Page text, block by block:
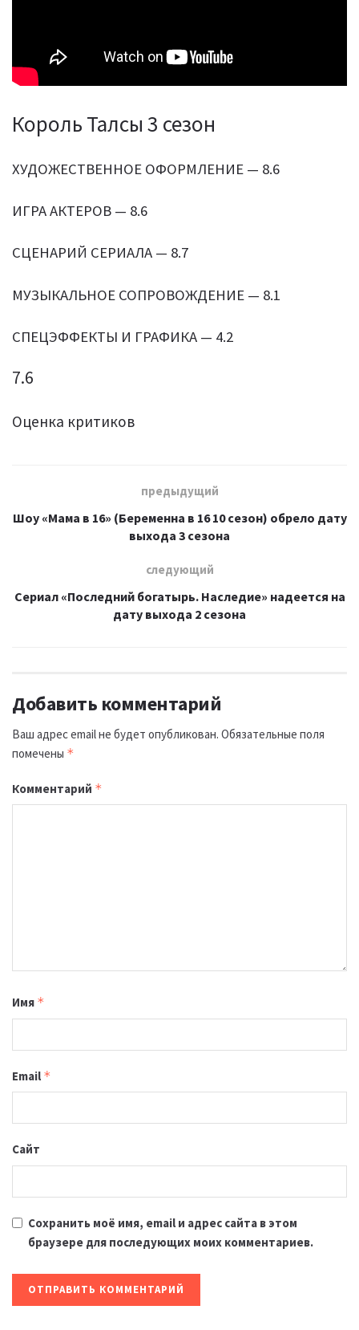
Король Талсы 3 сезон
ХУДОЖЕСТВЕННОЕ ОФОРМЛЕНИЕ — 8.6
ИГРА АКТЕРОВ — 8.6
СЦЕНАРИЙ СЕРИАЛА — 8.7
МУЗЫКАЛЬНОЕ СОПРОВОЖДЕНИЕ — 8.1
СПЕЦЭФФЕКТЫ И ГРАФИКА — 4.2
7.6
Оценка критиков
предыдущий
Шоу «Мама в 16» (Беременна в 16 10 сезон) обрело дату
выхода 3 сезона
следующий
Сериал «Последний богатырь. Наследие» надеется на
дату выхода 2 сезона
Добавить комментарий
Ваш адрес email не будет опубликован. Обязательные поля
помечены *
Комментарий *
Имя *
Email *
Сайт
Сохранить моё имя, email и адрес сайта в этом
браузере для последующих моих комментариев.